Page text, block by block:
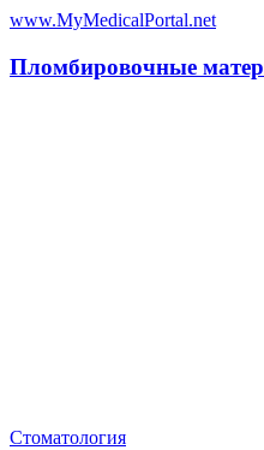
www.MyMedicalPortal.net
Пломбировочные
Стоматология